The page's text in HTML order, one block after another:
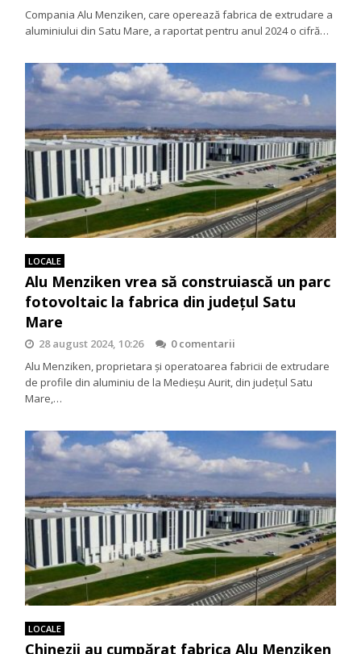
Compania Alu Menziken, care operează fabrica de extrudare a
aluminiului din Satu Mare, a raportat pentru anul 2024 o cifră…
LOCALE
Alu Menziken vrea să construiască un parc
fotovoltaic la fabrica din județul Satu
Mare
28 august 2024, 10:26
0 comentarii
Alu Menziken, proprietara și operatoarea fabricii de extrudare
de profile din aluminiu de la Medieșu Aurit, din județul Satu
Mare,…
LOCALE
Chinezii au cumpărat fabrica Alu Menziken